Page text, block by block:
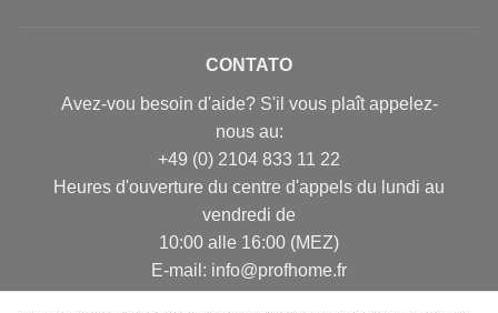
CONTATO
Avez-vou besoin d'aide? S'il vous plaît appelez-
nous au:
+49 (0) 2104 833 11 22
Heures d'ouverture du centre d'appels du lundi au
vendredi de
10:00 alle 16:00 (MEZ)
E-mail: info@profhome.fr